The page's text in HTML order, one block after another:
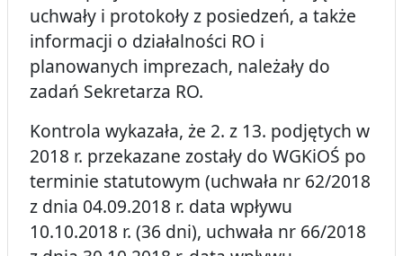
uchwały i protokoły z posiedzeń, a także
informacji o działalności RO i
planowanych imprezach, należały do
zadań Sekretarza RO.
Kontrola wykazała, że 2. z 13. podjętych w
2018 r. przekazane zostały do WGKiOŚ po
terminie statutowym (uchwała nr 62/2018
z dnia 04.09.2018 r. data wpływu
10.10.2018 r. (36 dni), uchwała nr 66/2018